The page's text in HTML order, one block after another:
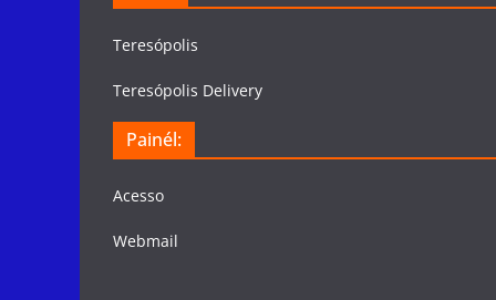
Teresópolis
Teresópolis Delivery
Painél:
Acesso
Webmail